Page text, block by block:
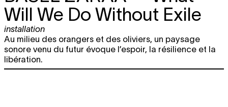
Will We Do Without Exile
installation
Au milieu des orangers et des oliviers, un paysage
sonore venu du futur évoque l’espoir, la résilience et la
libération.